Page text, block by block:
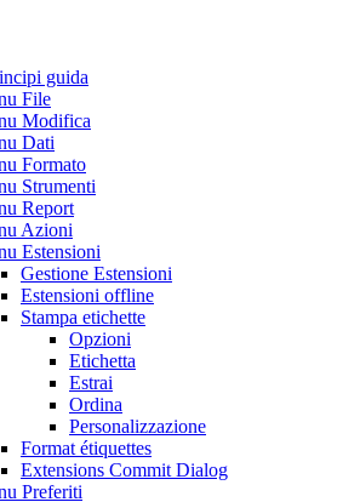
guida
File
Modifica
Dati
Formato
Strumenti
Report
Azioni
Estensioni
Gestione Estensioni
Estensioni offline
Stampa etichette
Opzioni
Etichetta
Estrai
Ordina
Personalizzazione
Format étiquettes
Extensions Commit Dialog
Preferiti